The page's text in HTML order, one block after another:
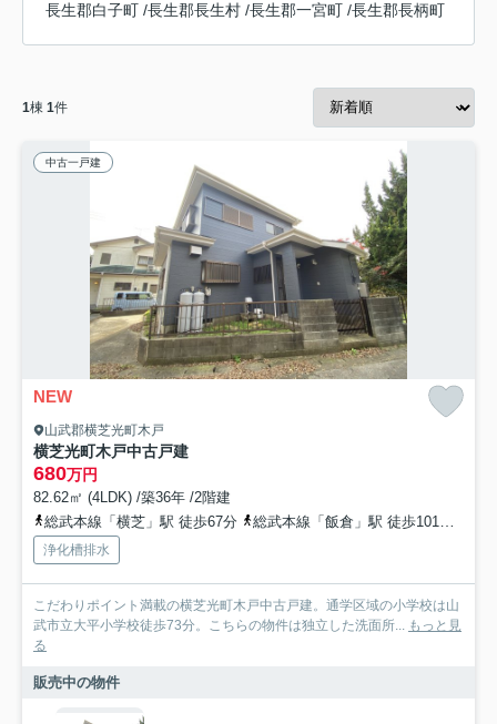
長生郡白子町 /長生郡長生村 /長生郡一宮町 /長生郡長柄町
1棟 1件
中古一戸建
NEW
山武郡横芝光町木戸
横芝光町木戸中古戸建
680万円
82.62㎡ (4LDK) /築36年 /2階建
総武本線「横芝」駅 徒歩67分
総武本線「飯倉」駅 徒歩101分
浄化槽排水
こだわりポイント満載の横芝光町木戸中古戸建。通学区域の小学校は山
武市立大平小学校徒歩73分。こちらの物件は独立した洗面所... もっと見
る
販売中の物件